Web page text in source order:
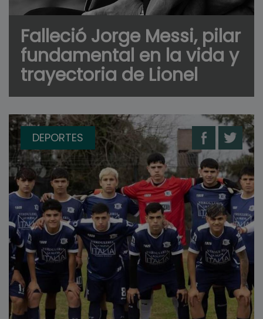
Falleció Jorge Messi, pilar
fundamental en la vida y
trayectoria de Lionel
DEPORTES